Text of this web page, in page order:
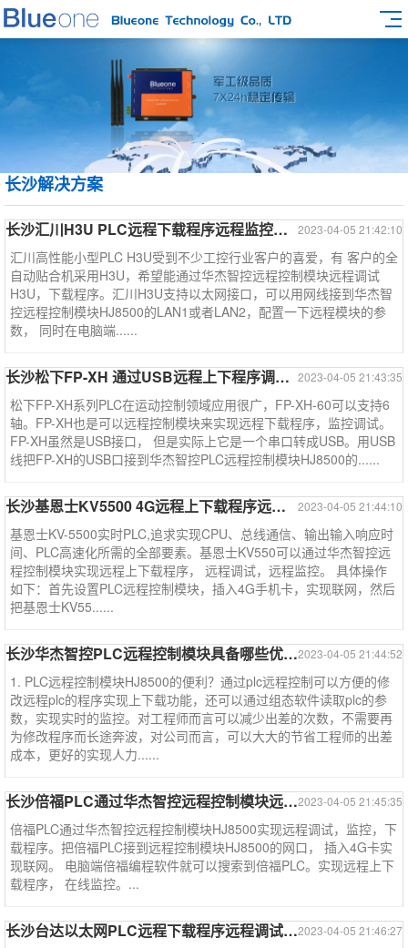
长沙解决方案
2023-04-05 21:42:10
长沙汇川H3U PLC远程下载程序远程监控远程调试--汇川系列
汇川高性能小型PLC H3U受到不少工控行业客户的喜爱，有 客户的全
自动贴合机采用H3U，希望能通过华杰智控远程控制模块远程调试
H3U，下载程序。汇川H3U支持以太网接口，可以用网线接到华杰智
控远程控制模块HJ8500的LAN1或者LAN2，配置一下远程模块的参
数， 同时在电脑端......
2023-04-05 21:43:35
长沙松下FP-XH 通过USB远程上下程序调试和监控----松下PLC系列
松下FP-XH系列PLC在运动控制领域应用很广，FP-XH-60可以支持6
轴。FP-XH也是可以远程控制模块来实现远程下载程序，监控调试。
FP-XH虽然是USB接口， 但是实际上它是一个串口转成USB。用USB
线把FP-XH的USB口接到华杰智控PLC远程控制模块HJ8500的......
2023-04-05 21:44:10
长沙基恩士KV5500 4G远程上下载程序远程监控调试--基恩士系列
基恩士KV-5500实时PLC,追求实现CPU、总线通信、输出输入响应时
间、PLC高速化所需的全部要素。基恩士KV550可以通过华杰智控远
程控制模块实现远程上下载程序， 远程调试，远程监控。 具体操作
如下：首先设置PLC远程控制模块，插入4G手机卡，实现联网，然后
把基恩士KV55......
2023-04-05 21:44:52
长沙华杰智控PLC远程控制模块具备哪些优点？
1. PLC远程控制模块HJ8500的便利？通过plc远程控制可以方便的修
改远程plc的程序实现上下载功能，还可以通过组态软件读取plc的参
数，实现实时的监控。对工程师而言可以减少出差的次数，不需要再
为修改程序而长途奔波，对公司而言，可以大大的节省工程师的出差
成本，更好的实现人力......
2023-04-05 21:45:35
长沙倍福PLC通过华杰智控远程控制模块远程下载程序调试监控
倍福PLC通过华杰智控远程控制模块HJ8500实现远程调试，监控，下
载程序。把倍福PLC接到远程控制模块HJ8500的网口， 插入4G卡实
现联网。 电脑端倍福编程软件就可以搜索到倍福PLC。实现远程上下
载程序， 在线监控。...
2023-04-05 21:46:27
长沙台达以太网PLC远程下载程序远程调试监控